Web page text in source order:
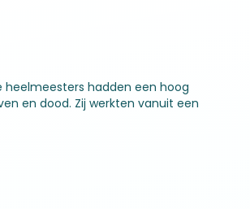
heelmeesters hadden een hoog
en dood. Zij werkten vanuit een
zagen het als hun taak de ander te